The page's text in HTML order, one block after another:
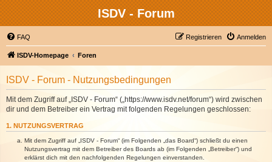
ISDV - Forum
FAQ Anmelden
Registrieren
ISDV-Homepage Foren
ISDV - Forum - Nutzungsbedingungen
Mit dem Zugriff auf „ISDV - Forum“ („https://www.isdv.net/forum“) wird zwischen
dir und dem Betreiber ein Vertrag mit folgenden Regelungen geschlossen:
1. NUTZUNGSVERTRAG
Mit dem Zugriff auf „ISDV - Forum“ (im Folgenden „das Board“) schließt du einen
Nutzungsvertrag mit dem Betreiber des Boards ab (im Folgenden „Betreiber“) und
erklärst dich mit den nachfolgenden Regelungen einverstanden.